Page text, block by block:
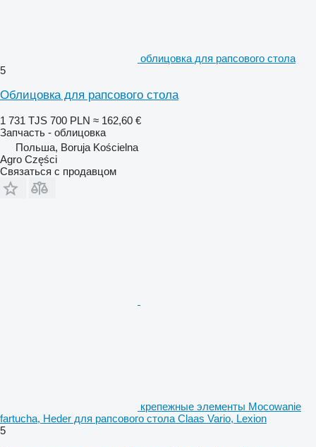
облицовка для рапсового стола
5
Облицовка для рапсового стола
1 731 TJS 700 PLN ≈ 162,60 €
Запчасть - облицовка
Польша, Boruja Kościelna
Agro Części
Связаться с продавцом
крепежные элементы Mocowanie
fartucha, Heder для рапсового стола Claas Vario, Lexion
5